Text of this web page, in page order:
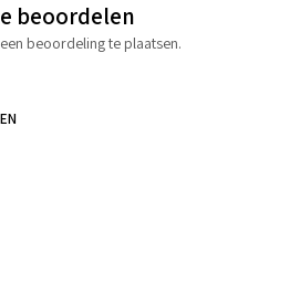
beoordelen
beoordeling te plaatsen.